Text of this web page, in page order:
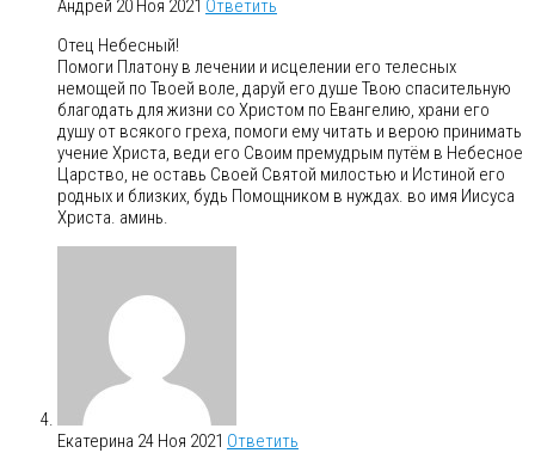
Андрей 20 Ноя 2021 Ответить
Отец Небесный!
Помоги Платону в лечении и исцелении его телесных
немощей по Твоей воле, даруй его душе Твою спасительную
благодать для жизни со Христом по Евангелию, храни его
душу от всякого греха, помоги ему читать и верою принимать
учение Христа, веди его Своим премудрым путём в Небесное
Царство, не оставь Своей Святой милостью и Истиной его
родных и близких, будь Помощником в нуждах. во имя Иисуса
Христа. аминь.
Екатерина 24 Ноя 2021 Ответить